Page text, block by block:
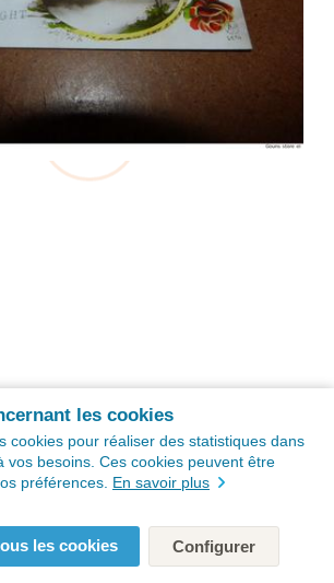
Veuillez patienter, nous
les cartes postales
…
les cookies
cookies pour réaliser des statistiques dans
vos besoins. Ces cookies peuvent être
préférences. En savoir plus
les cookies Configurer